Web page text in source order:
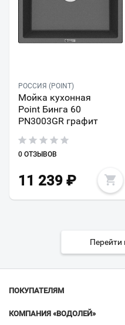
РОССИЯ (POINT)
Мойка кухонная
Point Бинга 60
PN3003GR графит
0 ОТЗЫВОВ
11 239 ₽
Перейти
ПОКУПАТЕЛЯМ
КОМПАНИЯ «ВОДОЛЕЙ»